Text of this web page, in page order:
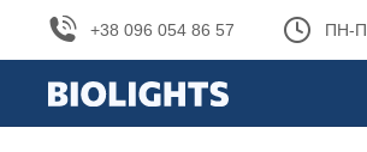
+38 096 054 86 57 ПН-